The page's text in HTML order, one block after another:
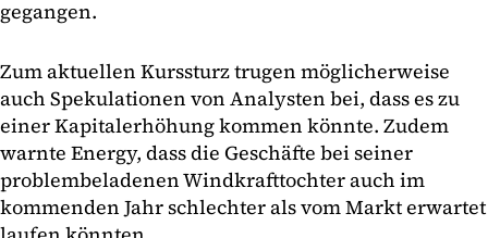
gegangen.
Zum aktuellen Kurssturz trugen möglicherweise
auch Spekulationen von Analysten bei, dass es zu
einer Kapitalerhöhung kommen könnte. Zudem
warnte Energy, dass die Geschäfte bei seiner
problembeladenen Windkrafttochter auch im
kommenden Jahr schlechter als vom Markt erwartet